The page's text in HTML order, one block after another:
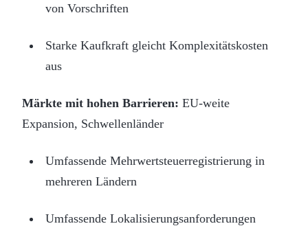
von Vorschriften
Starke Kaufkraft gleicht Komplexitätskosten
aus
Märkte mit hohen Barrieren: EU-weite
Expansion, Schwellenländer
Umfassende Mehrwertsteuerregistrierung in
mehreren Ländern
Umfassende Lokalisierungsanforderungen